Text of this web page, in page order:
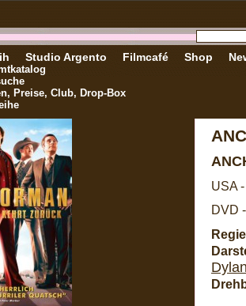
Preise, Club, Drop-Box
Studio Argento Filmcafé Shop
USA
DVD